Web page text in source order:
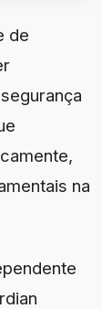
de
na